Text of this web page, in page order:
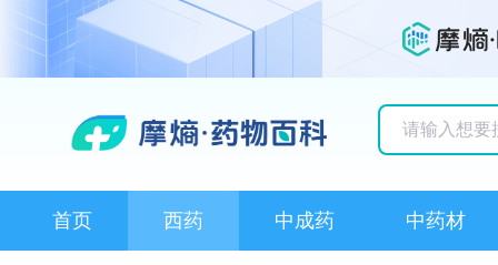
首页 西药 中成药 中药材